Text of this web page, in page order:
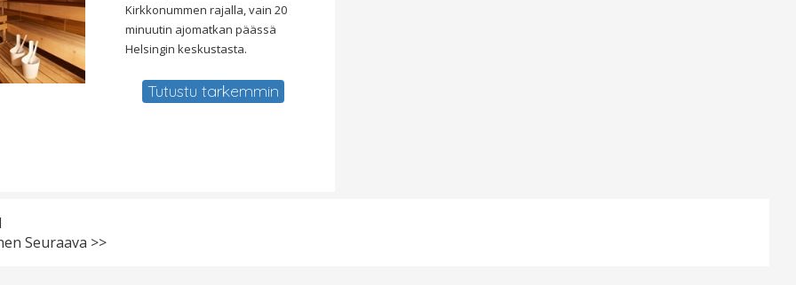
Kirkkonummen rajalla, vain 20
minuutin ajomatkan päässä
Helsingin keskustasta.
Tutustu tarkemmin
Seuraava >>